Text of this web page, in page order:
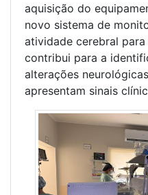
aquisição do
novo sistema de
atividade cerebral
contribui para a
alterações
apresentam sinais